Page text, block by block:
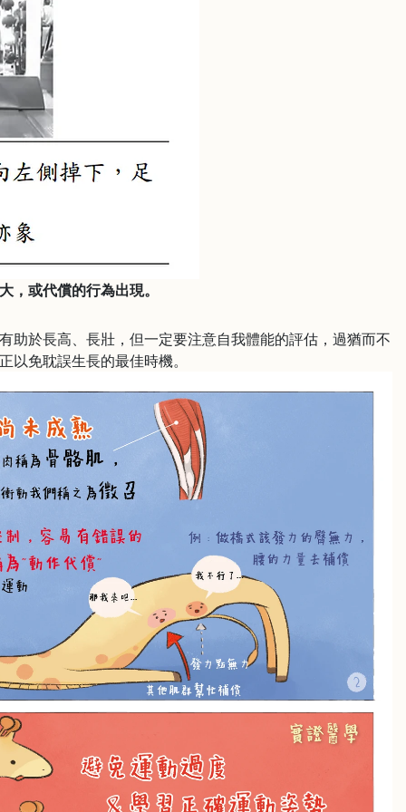
或代償的行為出現。
於長高、長壯，但一定要注意自我體能的評估，過猶而不
免耽誤生長的最佳時機。